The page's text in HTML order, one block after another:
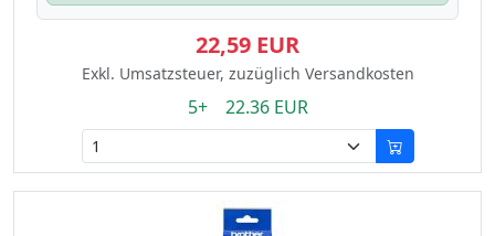
22,59 EUR
Exkl. Umsatzsteuer, zuzüglich Versandkosten
5+ 22.36 EUR